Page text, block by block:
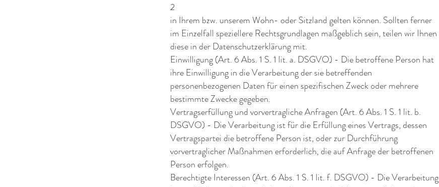
2
in Ihrem bzw. unserem Wohn- oder Sitzland gelten können. Sollten ferner
im Einzelfall speziellere Rechtsgrundlagen maßgeblich sein, teilen wir Ihnen
diese in der Datenschutzerklärung mit.
Einwilligung (Art. 6 Abs. 1 S. 1 lit. a. DSGVO) - Die betroffene Person hat
ihre Einwilligung in die Verarbeitung der sie betreffenden
personenbezogenen Daten für einen spezifischen Zweck oder mehrere
bestimmte Zwecke gegeben.
Vertragserfüllung und vorvertragliche Anfragen (Art. 6 Abs. 1 S. 1 lit. b.
DSGVO) - Die Verarbeitung ist für die Erfüllung eines Vertrags, dessen
Vertragspartei die betroffene Person ist, oder zur Durchführung
vorvertraglicher Maßnahmen erforderlich, die auf Anfrage der betroffenen
Person erfolgen.
Berechtigte Interessen (Art. 6 Abs. 1 S. 1 lit. f. DSGVO) - Die Verarbeitung